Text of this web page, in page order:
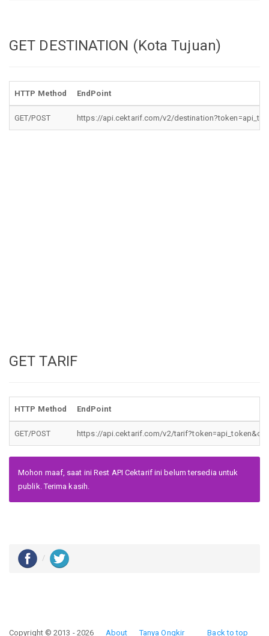
GET DESTINATION (Kota Tujuan)
HTTP Method EndPoint
GET/POST https://api.cektarif.com/v2/
GET TARIF
HTTP Method EndPoint
GET/POST https://api.cektarif.com/v2/
Mohon maaf, saat ini Rest API Cektarif ini belum tersedia untuk
publik. Terima kasih.
Back to top
Copyright © 2013 - 2026 About Tanya Ongkir